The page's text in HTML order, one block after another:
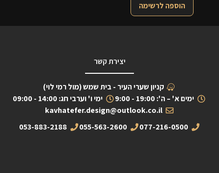
הוספה לרשימה
יצירת קשר
קניון שערי העיר - בית שמש (מול רמי לוי)
ימים א' – ה': 19:00 - 9:00
ימי ו' וערבי חג: 14:00 - 09:00
kavhatefer.design@outlook.co.il
077-216-0500
055-563-2600
053-883-2188